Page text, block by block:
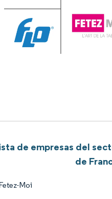
de empresas del
de
Moi